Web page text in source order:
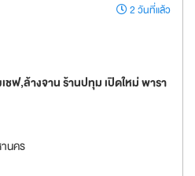
2 วันที่แล้ว
ฟ,ล้างจาน ร้านปทุม เปิดใหม่ พารา
นคร